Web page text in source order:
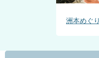
洲本めぐり